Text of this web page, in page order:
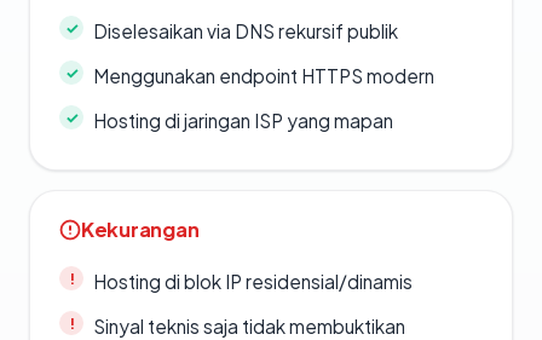
Diselesaikan via DNS rekursif publik
Menggunakan endpoint HTTPS modern
Hosting di jaringan ISP yang mapan
Kekurangan
Hosting di blok IP residensial/dinamis
Sinyal teknis saja tidak membuktikan